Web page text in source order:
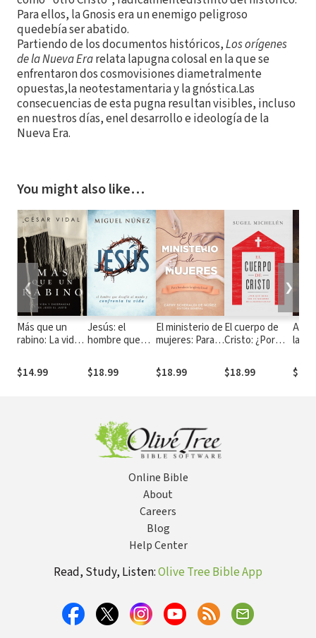
Para ellos, la Gnosis era un enemigo peligroso
quedebía ser abatido.
Partiendo de los documentos históricos,Los orígenes
de la Nueva Erarelata lapugna colosal en la que se
enfrentaron dos cosmovisiones diametralmente
opuestas,la neotestamentaria y la gnóstica.Las
consecuencias de esta pugna resultan visibles, incluso
en nuestros días, enel desarrollo e ideología de la
Nueva Era.
You might also like…
Más que un
rabino: La vida y
Jesús el judío
$14.99
Jesús: el
hombre que
mundo y
confronta tu
$18.99
El ministerio de
mujeres: Para
iglesia local
$18.99
El cuerpo de
Cristo: ¿Por
un miembro de
la iglesia local?
$18.99
las
❮ ❯
Online Bible
About
Careers
Blog
Help Center
Read, Study, Listen:Olive Tree Bible App